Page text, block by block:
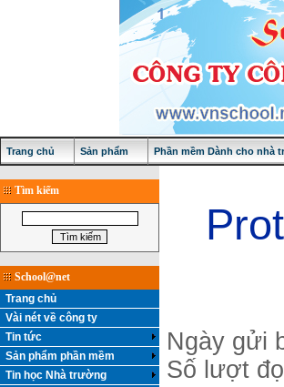
Trang chủ Sản phẩm Phần mềm Dành cho nhà
Tìm kiếm
School@net
Trang chủ
Vài nét về công ty
Tin tức
Sản phẩm phần mềm
Tin học Nhà trường
Ngày gửi
Số lượt